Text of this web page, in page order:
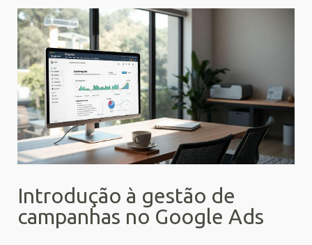
Introdução à gestão de
campanhas no Google Ads